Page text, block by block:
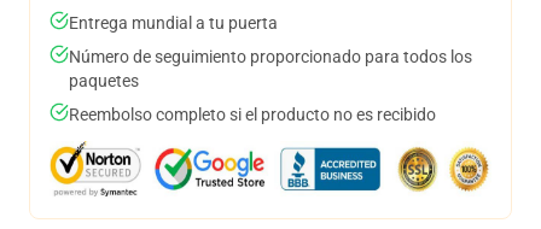
Entrega mundial a tu puerta
Número de seguimiento proporcionado para todos los
paquetes
Reembolso completo si el producto no es recibido